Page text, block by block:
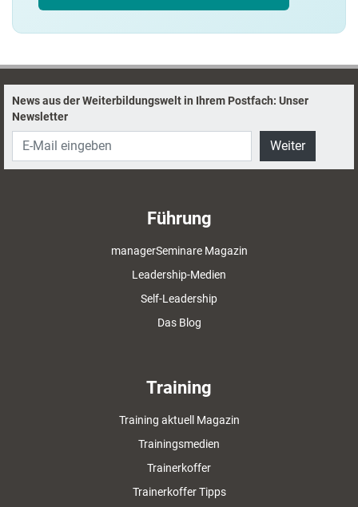
News aus der Weiterbildungswelt in Ihrem Postfach: Unser
Newsletter
Weiter
Führung
managerSeminare Magazin
Leadership-Medien
Self-Leadership
Das Blog
Training
Training aktuell Magazin
Trainingsmedien
Trainerkoffer
Trainerkoffer Tipps